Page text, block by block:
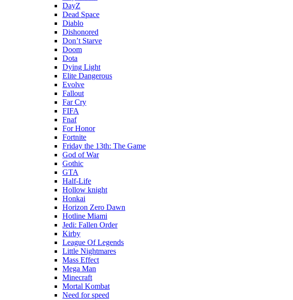
DayZ
Dead Space
Diablo
Dishonored
Don’t Starve
Doom
Dota
Dying Light
Elite Dangerous
Evolve
Fallout
Far Cry
FIFA
Fnaf
For Honor
Fortnite
Friday the 13th: The Game
God of War
Gothic
GTA
Half-Life
Hollow knight
Honkai
Horizon Zero Dawn
Hotline Miami
Jedi: Fallen Order
Kirby
League Of Legends
Little Nightmares
Mass Effect
Mega Man
Minecraft
Mortal Kombat
Need for speed